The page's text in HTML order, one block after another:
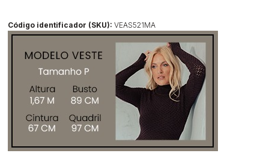
Código identificador (SKU): VEAS521MA